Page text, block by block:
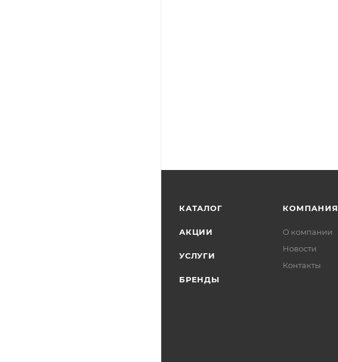
КАТАЛОГ
АКЦИИ
УСЛУГИ
БРЕНДЫ
КОМПАНИЯ
О компании
Новости
Контакты